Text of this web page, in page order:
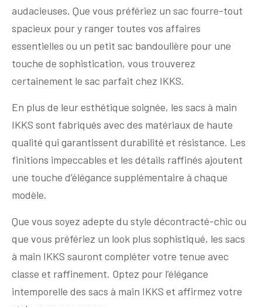
audacieuses. Que vous préfériez un sac fourre-tout
spacieux pour y ranger toutes vos affaires
essentielles ou un petit sac bandoulière pour une
touche de sophistication, vous trouverez
certainement le sac parfait chez IKKS.
En plus de leur esthétique soignée, les sacs à main
IKKS sont fabriqués avec des matériaux de haute
qualité qui garantissent durabilité et résistance. Les
finitions impeccables et les détails raffinés ajoutent
une touche d’élégance supplémentaire à chaque
modèle.
Que vous soyez adepte du style décontracté-chic ou
que vous préfériez un look plus sophistiqué, les sacs
à main IKKS sauront compléter votre tenue avec
classe et raffinement. Optez pour l’élégance
intemporelle des sacs à main IKKS et affirmez votre